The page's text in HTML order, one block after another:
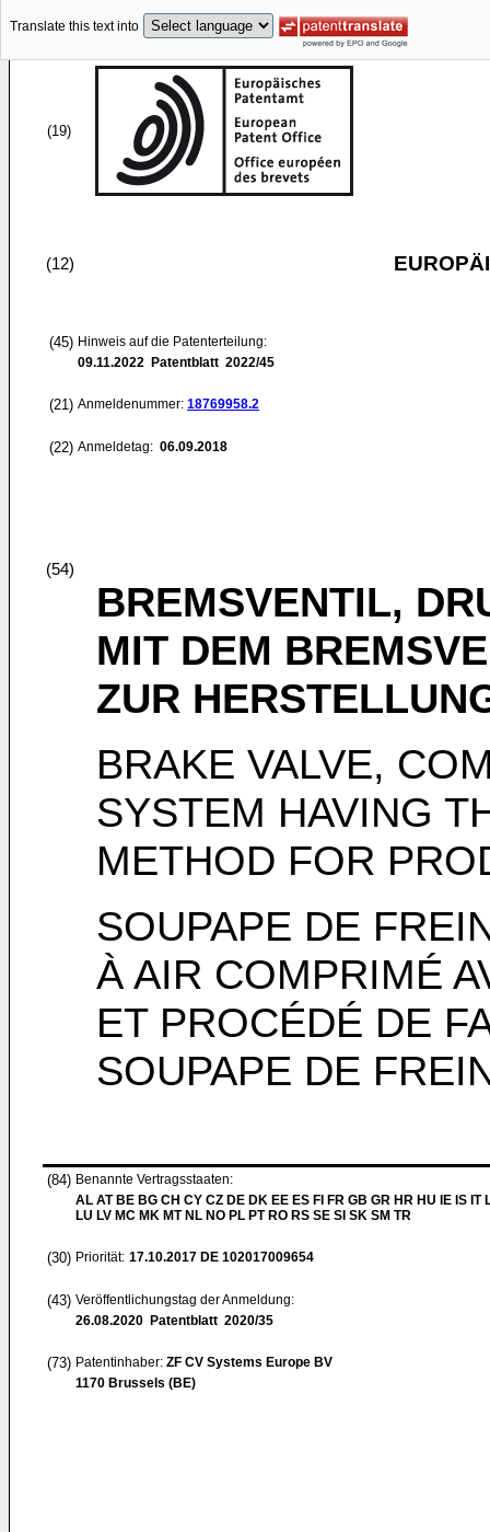
Translate this text into
(19)
(12)
(45) Hinweis auf die Patenterteilung:
09.11.2022 Patentblatt 2022/45
(21) Anmeldenummer: 18769958.2
(22) Anmeldetag: 06.09.2018
(54)
BREMSVENTIL,
MIT DEM
ZUR
BRAKE VALVE,
SYSTEM HAVING
METHOD FOR
SOUPAPE DE
À AIR COMPRIMÉ
ET PROCÉDÉ DE
SOUPAPE DE
(84) Benannte Vertragsstaaten:
AL AT BE BG CH CY CZ DE DK EE ES FI FR GB GR HR HU IE IS IT
LU LV MC MK MT NL NO PL PT RO RS SE SI SK SM TR
(30) Priorität: 17.10.2017 DE 102017009654
(43) Veröffentlichungstag der Anmeldung:
26.08.2020 Patentblatt 2020/35
(73) Patentinhaber: ZF CV Systems Europe BV
1170 Brussels (BE)